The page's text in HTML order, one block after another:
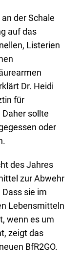
der Schale
auf das
Listerien
Dr. Heidi
für
Daher sollte
oder
des Jahres
zur Abwehr
sie im
Lebensmitteln
wenn es um
zeigt das
BfR2GO.